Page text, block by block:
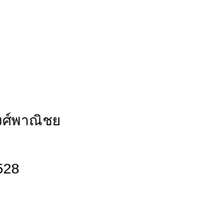
ศ์พาณิชย